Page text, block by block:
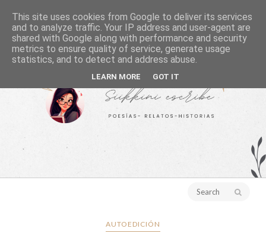
AUTOEDICIÓN
This site uses cookies from Google to deliver its services
and to analyze traffic. Your IP address and user-agent are
shared with Google along with performance and security
metrics to ensure quality of service, generate usage
statistics, and to detect and address abuse.
LEARN MORE GOT IT